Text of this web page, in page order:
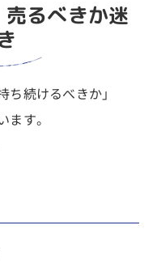
るべきか迷
続けるべきか」
ます。